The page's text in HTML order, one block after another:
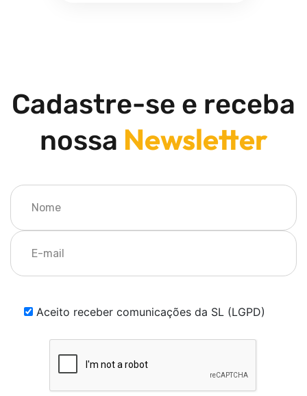
Cadastre-se e receba
nossa Newsletter
Aceito receber comunicações da SL (LGPD)